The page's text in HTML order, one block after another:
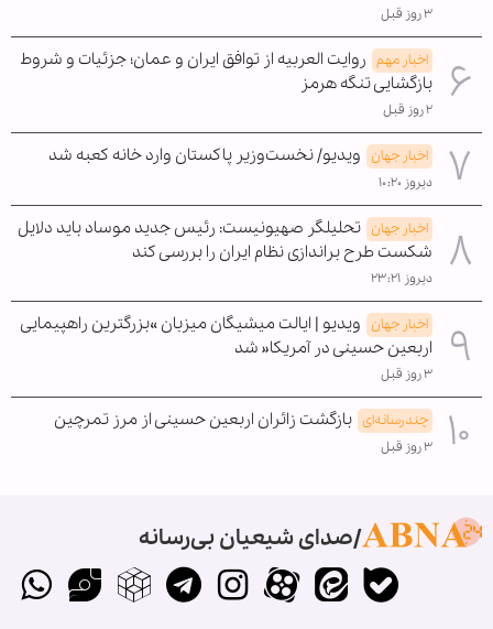
۳ روز قبل
اخبار مهم روایت العربیه از توافق ایران و عمان؛ جزئیات و شروط
بازگشایی تنگه هرمز
۲ روز قبل
اخبار جهان ویدیو/ نخست‌وزیر پاکستان وارد خانه کعبه شد
دیروز ۱۰:۲۰
اخبار جهان تحلیلگر صهیونیست: رئیس جدید موساد باید دلایل
شکست طرح براندازی نظام ایران را بررسی کند
دیروز ۲۳:۲۱
اخبار جهان ویدیو | ایالت میشیگان میزبان »بزرگترین راهپیمایی
اربعین حسینی در آمریکا« شد
۳ روز قبل
چندرسانه‌ای بازگشت زائران اربعین حسینی از مرز تمرچین
۳ روز قبل
صدای شیعیان بی‌رسانه